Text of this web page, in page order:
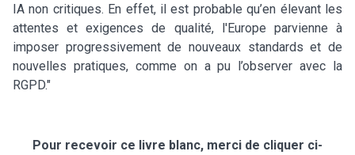
IA non critiques. En effet, il est probable qu’en élevant les
attentes et exigences de qualité, l'Europe parvienne à
imposer progressivement de nouveaux standards et de
nouvelles pratiques, comme on a pu l’observer avec la
RGPD."
Pour recevoir ce livre blanc, merci de cliquer ci-